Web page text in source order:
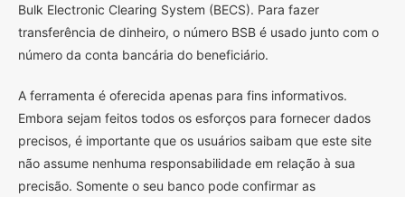
Bulk Electronic Clearing System (BECS). Para fazer
transferência de dinheiro, o número BSB é usado junto com o
número da conta bancária do beneficiário.
A ferramenta é oferecida apenas para fins informativos.
Embora sejam feitos todos os esforços para fornecer dados
precisos, é importante que os usuários saibam que este site
não assume nenhuma responsabilidade em relação à sua
precisão. Somente o seu banco pode confirmar as